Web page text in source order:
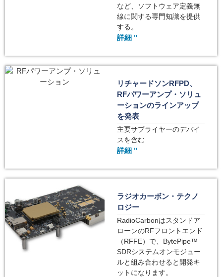
など、ソフトウェア定義無
線に関する専門知識を提供
する。
詳細 "
リチャードソンRFPD、
RFパワーアンプ・ソリュ
ーションのラインアップ
を発表
主要サプライヤーのデバイ
スを含む
詳細 "
ラジオカーボン・テクノ
ロジー
RadioCarbonはスタンドア
ローンのRFフロントエンド
（RFFE）で、BytePipe™
SDRシステムオンモジュー
ルと組み合わせると開発キ
ットになります。